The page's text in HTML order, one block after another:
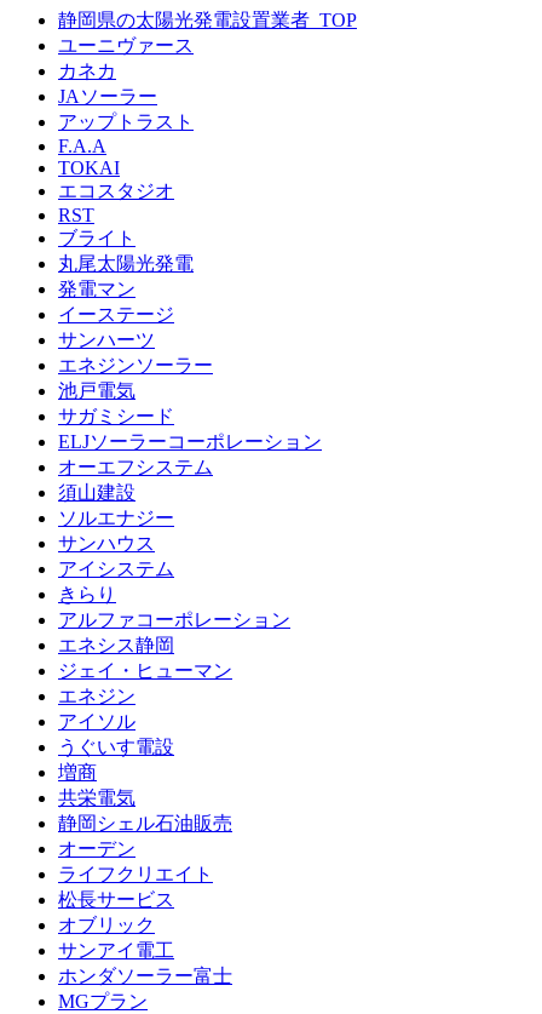
静岡県の太陽光発電設置業者_TOP
ユーニヴァース
カネカ
JAソーラー
アップトラスト
F.A.A
TOKAI
エコスタジオ
RST
ブライト
丸尾太陽光発電
発電マン
イーステージ
サンハーツ
エネジンソーラー
池戸電気
サガミシード
ELJソーラーコーポレーション
オーエフシステム
須山建設
ソルエナジー
サンハウス
アイシステム
きらり
アルファコーポレーション
エネシス静岡
ジェイ・ヒューマン
エネジン
アイソル
うぐいす電設
増商
共栄電気
静岡シェル石油販売
オーデン
ライフクリエイト
松長サービス
オブリック
サンアイ電工
ホンダソーラー富士
MGプラン